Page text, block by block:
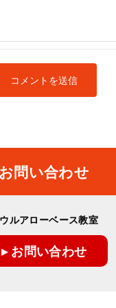
問い合わせ
ルアローベース教室
▸ お問い合わせ